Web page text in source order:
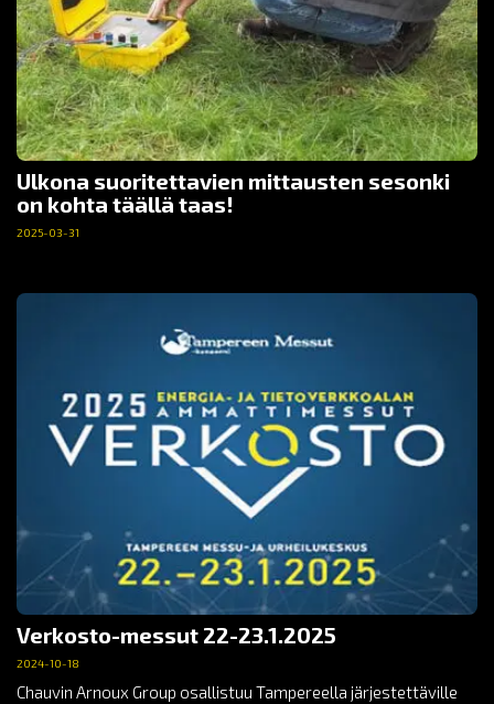
Ulkona suoritettavien mittausten sesonki
on kohta täällä taas!
2025-03-31
Verkosto-messut 22-23.1.2025
2024-10-18
Chauvin Arnoux Group osallistuu Tampereella järjestettäville